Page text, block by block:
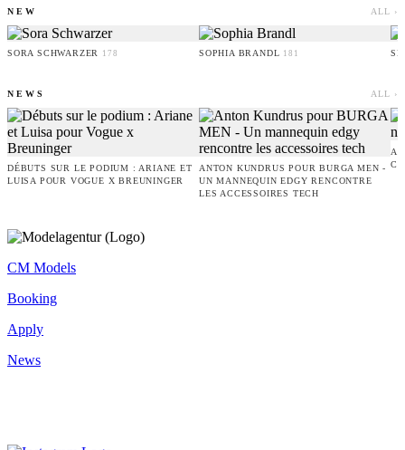
NEW ALL ›
SORA SCHWARZER 178 SOPHIA BRANDL 181
NEWS ALL ›
DÉBUTS SUR LE PODIUM : ARIANE ET
LUISA POUR VOGUE X BREUNINGER
ANTON KUNDRUS POUR BURGA MEN -
UN MANNEQUIN EDGY RENCONTRE
LES ACCESSOIRES TECH
CM Models
Booking
Apply
News